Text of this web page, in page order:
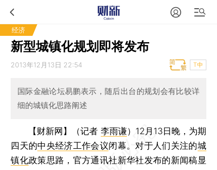
经济
新型城镇化规划即将发布
2013年12月13日 22:54 T中
国际金融论坛易鹏表示，随后出台的规划会有比较详
细的城镇化思路阐述
【财新网】（记者 李雨谦） 12月13日晚，为期
四天的中央经济工作会议闭幕。对于人们关注的城
镇化政策思路，官方通讯社新华社发布的新闻稿显